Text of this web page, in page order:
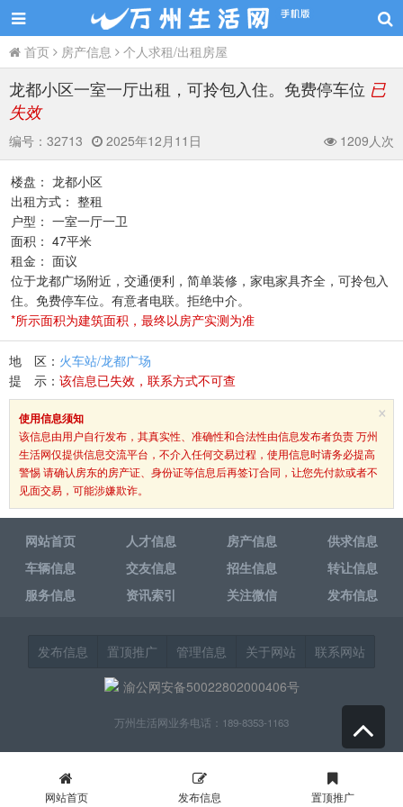
首页 房产信息 个人求租/出租房屋
龙都小区一室一厅出租，可拎包入住。免费停车位 已
失效
编号： 32713 2025年12月11日 1209人次
楼盘： 龙都小区
出租方式： 整租
户型： 一室一厅一卫
面积： 47平米
租金： 面议
位于龙都广场附近，交通便利，简单装修，家电家具齐全，可拎包入
住。免费停车位。有意者电联。拒绝中介。
*所示面积为建筑面积，最终以房产实测为准
地 区： 火车站/龙都广场
提 示： 该信息已失效，联系方式不可查
×
使用信息须知
该信息由用户自行发布，其真实性、准确性和合法性由信息发布者负责 万州
生活网仅提供信息交流平台，不介入任何交易过程，使用信息时请务必提高
警惕 请确认房东的房产证、身份证等信息后再签订合同，让您先付款或者不
见面交易，可能涉嫌欺诈。
网站首页 人才信息 房产信息
供求信息
车辆信息
交友信息 招生信息
转让信息
服务信息
资讯索引 关注微信 发布信息
发布信息 置顶推广 管理信息 关于网站
联系网站
渝公网安备50022802000406号
万州生活网业务电话：189-8353-1163
网站首页 发布信息 置顶推广